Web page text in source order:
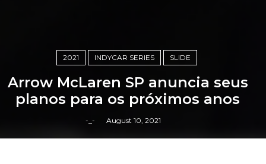
2021 INDYCAR SERIES SLIDE
Arrow McLaren SP anuncia seus
planos para os próximos anos
-_- August 10, 2021